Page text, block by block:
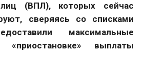
(ВПЛ), которых сейчас
сверяясь со списками
максимальные
«приостановке» выплаты